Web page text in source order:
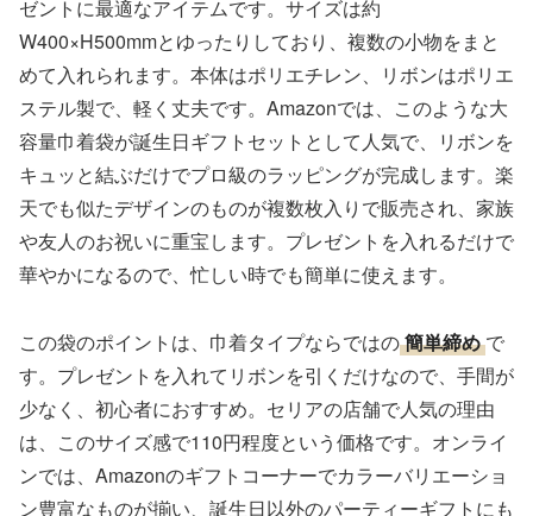
ゼントに最適なアイテムです。サイズは約
W400×H500mmとゆったりしており、複数の小物をまと
めて入れられます。本体はポリエチレン、リボンはポリエ
ステル製で、軽く丈夫です。Amazonでは、このような大
容量巾着袋が誕生日ギフトセットとして人気で、リボンを
キュッと結ぶだけでプロ級のラッピングが完成します。楽
天でも似たデザインのものが複数枚入りで販売され、家族
や友人のお祝いに重宝します。プレゼントを入れるだけで
華やかになるので、忙しい時でも簡単に使えます。
この袋のポイントは、巾着タイプならではの簡単締め で
す。プレゼントを入れてリボンを引くだけなので、手間が
少なく、初心者におすすめ。セリアの店舗で人気の理由
は、このサイズ感で110円程度という価格です。オンライ
ンでは、Amazonのギフトコーナーでカラーバリエーショ
ン豊富なものが揃い、誕生日以外のパーティーギフトにも